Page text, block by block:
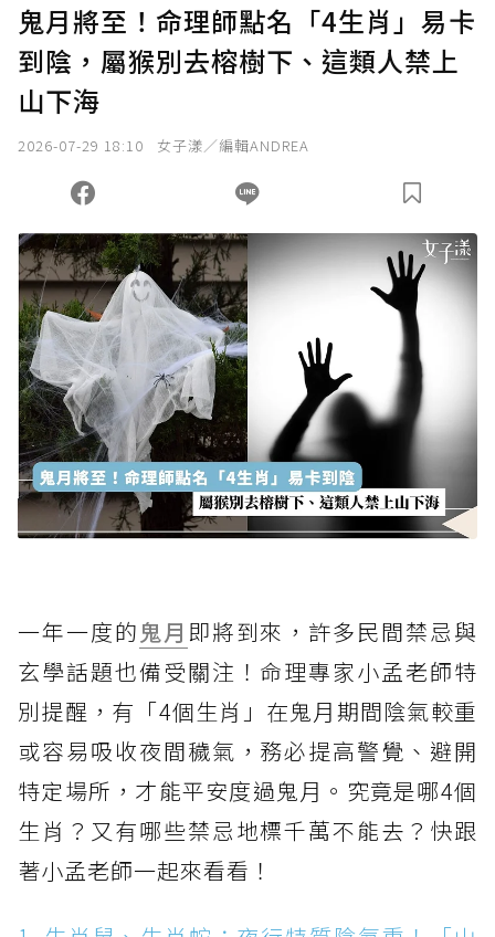
鬼月將至！命理師點名「4生肖」易卡
到陰，屬猴別去榕樹下、這類人禁上
山下海
2026-07-29 18:10 女子漾／編輯ANDREA
一年一度的鬼月 即將到來，許多民間禁忌與
玄學話題也備受關注！命理專家小孟老師特
別提醒，有「4個生肖」在鬼月期間陰氣較重
或容易吸收夜間穢氣，務必提高警覺、避開
特定場所，才能平安度過鬼月。究竟是哪4個
生肖？又有哪些禁忌地標千萬不能去？快跟
著小孟老師一起來看看！